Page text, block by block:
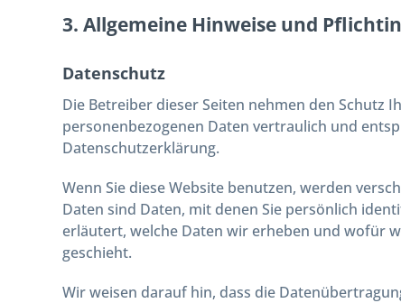
3. Allgemeine Hinweise und
Datenschutz
Die Betreiber dieser Seiten nehmen den Schutz
personenbezogenen Daten vertraulich und
Datenschutzerklärung.
Wenn Sie diese Website benutzen, werden
Daten sind Daten, mit denen Sie persönlich
erläutert, welche Daten wir erheben und wofür
geschieht.
Wir weisen darauf hin, dass die